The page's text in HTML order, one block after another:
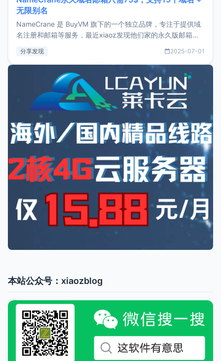
无限别名
NameCrane 是 BuyVM 旗下的一个独立品牌，专注于提供域
名注册和邮箱等服务，最近xiaoz发现他们家的永久版邮箱服
又实惠的域名邮箱，不妨尝试一下 NameCrane。注册
NameCraneNameCrane不支持直接注册，必须要购买
分享发现 2025-07-01
本站公众号：xiaozblog